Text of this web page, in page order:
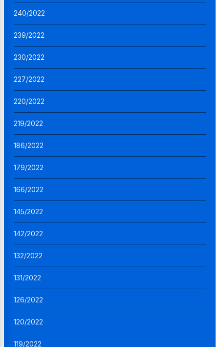
240/2022
239/2022
230/2022
227/2022
220/2022
219/2022
186/2022
179/2022
166/2022
145/2022
142/2022
132/2022
131/2022
126/2022
120/2022
119/2022